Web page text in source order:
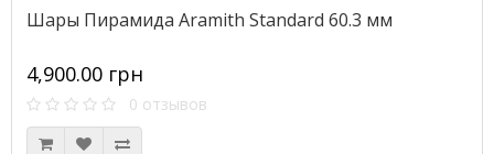
Шары Пирамида Aramith Standard 60.3 мм
4,900.00 грн
0 отзывов